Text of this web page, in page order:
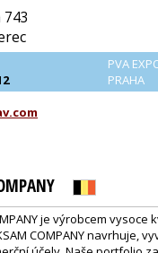
743
PVA
PRAHA
je výrobcem
COMPANY